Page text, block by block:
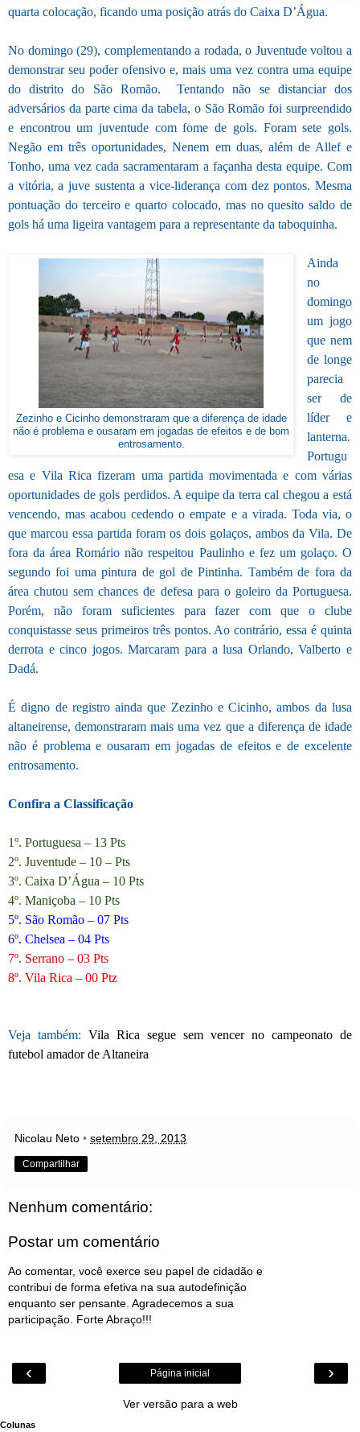
quarta colocação, ficando uma posição atrás do Caixa D’Água.
No domingo (29), complementando a rodada, o Juventude voltou a
demonstrar seu poder ofensivo e, mais uma vez contra uma equipe
do distrito do São Romão. Tentando não se distanciar dos
adversários da parte cima da tabela, o São Romão foi surpreendido
e encontrou um juventude com fome de gols. Foram sete gols.
Negão em três oportunidades, Nenem em duas, além de Allef e
Tonho, uma vez cada sacramentaram a façanha desta equipe. Com
a vitória, a juve sustenta a vice-liderança com dez pontos. Mesma
pontuação do terceiro e quarto colocado, mas no quesito saldo de
gols há uma ligeira vantagem para a representante da taboquinha.
Zezinho e Cicinho demonstraram que a diferença de idade
não é problema e ousaram em jogadas de efeitos e de bom
entrosamento.
Ainda
no
domingo
um jogo
que nem
de longe
parecia
ser de
líder e
lanterna.
Portugu
esa e Vila Rica fizeram uma partida movimentada e com várias
oportunidades de gols perdidos. A equipe da terra cal chegou a está
vencendo, mas acabou cedendo o empate e a virada. Toda via, o
que marcou essa partida foram os dois golaços, ambos da Vila. De
fora da área Romário não respeitou Paulinho e fez um golaço. O
segundo foi uma pintura de gol de Pintinha. Também de fora da
área chutou sem chances de defesa para o goleiro da Portuguesa.
Porém, não foram suficientes para fazer com que o clube
conquistasse seus primeiros três pontos. Ao contrário, essa é quinta
derrota e cinco jogos. Marcaram para a lusa Orlando, Valberto e
Dadá.
É digno de registro ainda que Zezinho e Cicinho, ambos da lusa
altaneirense, demonstraram mais uma vez que a diferença de idade
não é problema e ousaram em jogadas de efeitos e de excelente
entrosamento.
Confira a Classificação
1º. Portuguesa – 13 Pts
2º. Juventude – 10 – Pts
3º. Caixa D’Água – 10 Pts
4º. Maniçoba – 10 Pts
5º. São Romão – 07 Pts
6º. Chelsea – 04 Pts
7º. Serrano – 03 Pts
8º. Vila Rica – 00 Ptz
Veja também: Vila Rica segue sem vencer no campeonato de
futebol amador de Altaneira
Nicolau Neto • setembro 29, 2013
Compartilhar
Nenhum comentário:
Postar um comentário
Ao comentar, você exerce seu papel de cidadão e
contribui de forma efetiva na sua autodefinição
enquanto ser pensante. Agradecemos a sua
participação. Forte Abraço!!!
‹ ›
Página inicial
Ver versão para a web
Colunas